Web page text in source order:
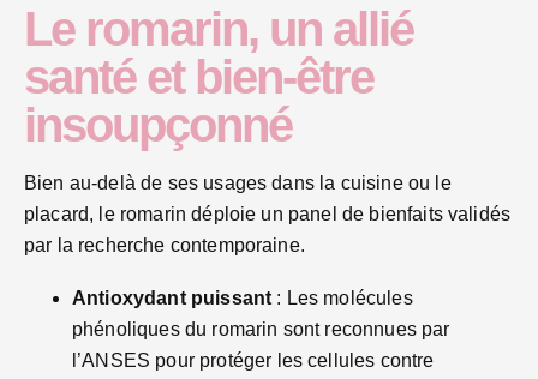
Le romarin, un allié
santé et bien-être
insoupçonné
Bien au-delà de ses usages dans la cuisine ou le
placard, le romarin déploie un panel de bienfaits validés
par la recherche contemporaine.
Antioxydant puissant : Les molécules
phénoliques du romarin sont reconnues par
l’ANSES pour protéger les cellules contre